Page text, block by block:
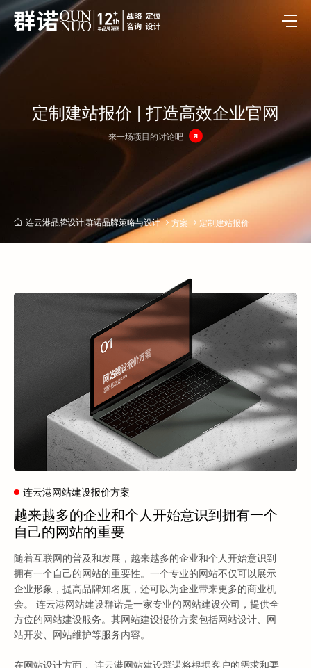
定制建站报价 | 打造高效企业官网
来一场项目的讨论吧
连云港品牌设计|群诺品牌策略与设计 方案 定制建站报价
连云港网站建设报价方案
越来越多的企业和个人开始意识到拥有一个
自己的网站的重要
随着互联网的普及和发展，越来越多的企业和个人开始意识到
拥有一个自己的网站的重要性。一个专业的网站不仅可以展示
企业形象，提高品牌知名度，还可以为企业带来更多的商业机
会。 连云港网站建设群诺是一家专业的网站建设公司，提供全
方位的网站建设服务。其网站建设报价方案包括网站设计、网
站开发、网站维护等服务内容。
在网站设计方面， 连云港网站建设群诺将根据客户的需求和要